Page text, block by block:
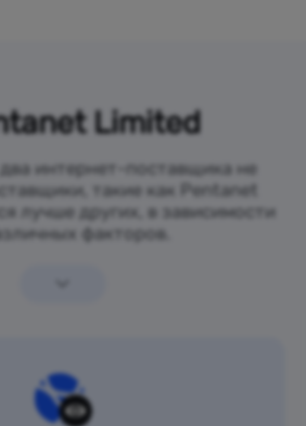
Limited
интернет-поставщика не
такие как Pentanet
лучше других, в зависимости
факторов.